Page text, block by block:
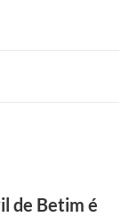
de Betim é